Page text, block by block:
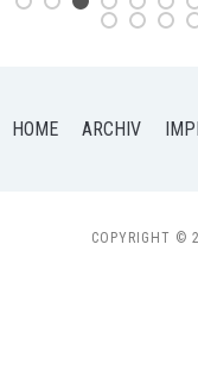
HOME ARCHIV
COPYRIGHT ©